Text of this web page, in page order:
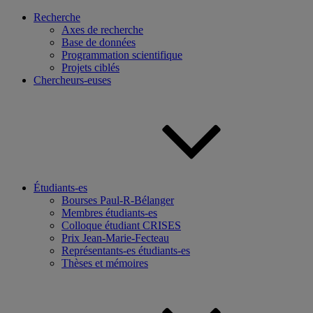
Recherche
Axes de recherche
Base de données
Programmation scientifique
Projets ciblés
Chercheurs-euses
Étudiants-es
Bourses Paul-R-Bélanger
Membres étudiants-es
Colloque étudiant CRISES
Prix Jean-Marie-Fecteau
Représentants-es étudiants-es
Thèses et mémoires